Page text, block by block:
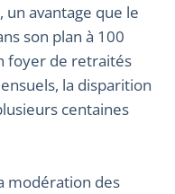
un avantage que le
son plan à 100
foyer de retraités
la disparition
centaines
modération des